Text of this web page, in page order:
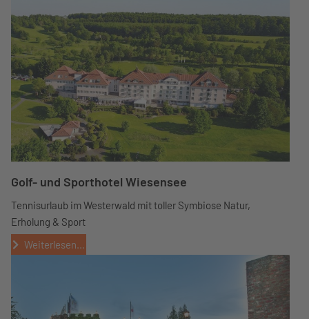
Golf- und Sporthotel Wiesensee
Tennisurlaub im Westerwald mit toller Symbiose Natur,
Erholung & Sport
Weiterlesen...